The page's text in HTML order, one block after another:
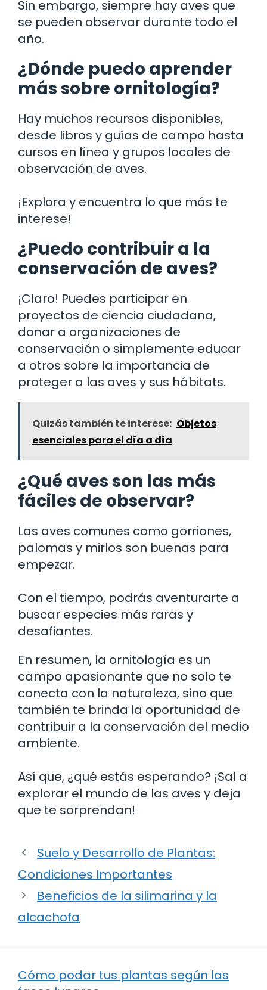
Sin embargo, siempre hay aves que
se pueden observar durante todo el
año.
¿Dónde puedo aprender
más sobre ornitología?
Hay muchos recursos disponibles,
desde libros y guías de campo hasta
cursos en línea y grupos locales de
observación de aves.
¡Explora y encuentra lo que más te
interese!
¿Puedo contribuir a la
conservación de aves?
¡Claro! Puedes participar en
proyectos de ciencia ciudadana,
donar a organizaciones de
conservación o simplemente educar
a otros sobre la importancia de
proteger a las aves y sus hábitats.
Quizás también te interese: Objetos
esenciales para el día a día
¿Qué aves son las más
fáciles de observar?
Las aves comunes como gorriones,
palomas y mirlos son buenas para
empezar.
Con el tiempo, podrás aventurarte a
buscar especies más raras y
desafiantes.
En resumen, la ornitología es un
campo apasionante que no solo te
conecta con la naturaleza, sino que
también te brinda la oportunidad de
contribuir a la conservación del medio
ambiente.
Así que, ¿qué estás esperando? ¡Sal a
explorar el mundo de las aves y deja
que te sorprendan!
Suelo y Desarrollo de Plantas:
Condiciones Importantes
Beneficios de la silimarina y la
alcachofa
Cómo podar tus plantas según las